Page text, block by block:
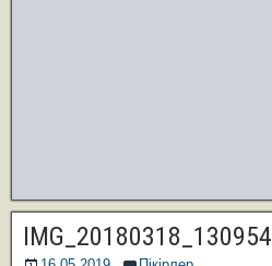
IMG_20180318_130954